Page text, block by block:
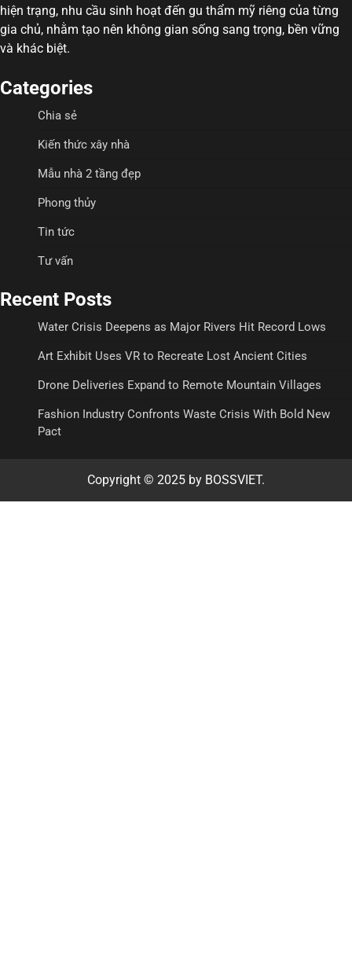
hiện trạng, nhu cầu sinh hoạt đến gu thẩm mỹ riêng của từng
gia chủ, nhằm tạo nên không gian sống sang trọng, bền vững
và khác biệt.
Categories
Chia sẻ
Kiến thức xây nhà
Mẫu nhà 2 tầng đẹp
Phong thủy
Tin tức
Tư vấn
Recent Posts
Water Crisis Deepens as Major Rivers Hit Record Lows
Art Exhibit Uses VR to Recreate Lost Ancient Cities
Drone Deliveries Expand to Remote Mountain Villages
Fashion Industry Confronts Waste Crisis With Bold New
Pact
Copyright © 2025 by BOSSVIET.